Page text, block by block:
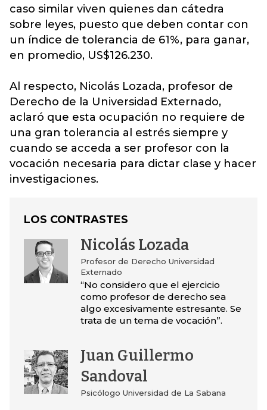
caso similar viven quienes dan cátedra
sobre leyes, puesto que deben contar con
un índice de tolerancia de 61%, para ganar,
en promedio, US$126.230.
Al respecto, Nicolás Lozada, profesor de
Derecho de la Universidad Externado,
aclaró que esta ocupación no requiere de
una gran tolerancia al estrés siempre y
cuando se acceda a ser profesor con la
vocación necesaria para dictar clase y hacer
investigaciones.
LOS CONTRASTES
Nicolás Lozada
Profesor de Derecho Universidad
Externado
“No considero que el ejercicio
como profesor de derecho sea
algo excesivamente estresante. Se
trata de un tema de vocación”.
Juan Guillermo
Sandoval
Psicólogo Universidad de La Sabana